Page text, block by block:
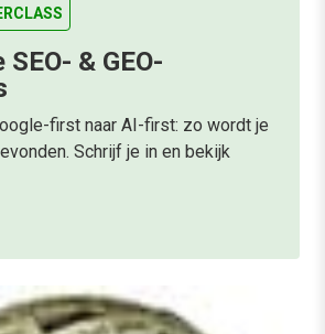
SEO- & GEO-
first naar AI-first: zo wordt je
Schrijf je in en bekijk